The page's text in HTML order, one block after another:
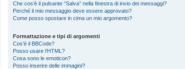
Che cos’è il pulsante “Salva” nella finestra di invio dei messaggi?
Perché il mio messaggio deve essere approvato?
Come posso spostare in cima un mio argomento?
Formattazione e tipi di argomenti
Cos’è il BBCode?
Posso usare l’HTML?
Cosa sono le emoticon?
Posso inserire delle immagini?